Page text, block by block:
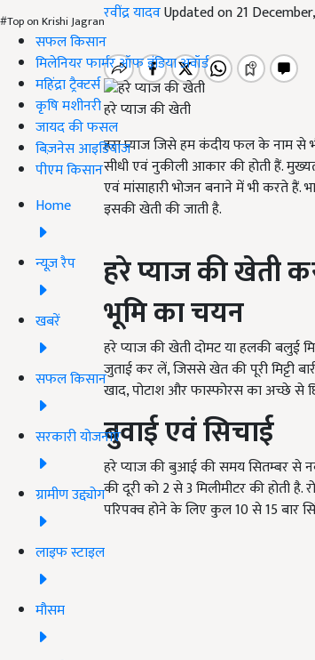
#Top on Krishi Jagran
सफल किसान
मिलेनियर फार्मर ऑफ इंडिया अवॉर्ड
महिंद्रा ट्रैक्टर्स
कृषि मशीनरी
जायद की फसल
बिज़नेस आइडियाज
पीएम किसान
Home
न्यूज़ रैप
खबरें
सफल किसान
सरकारी योजनाएं
ग्रामीण उद्द्योग
लाइफ स्टाइल
मौसम
रवींद्र यादवUpdated on 21
हरे प्याज की खेती
हरा प्याज जिसे हम कंदीय फल के नाम से
सीधी एवं नुकीली आकार की होती हैं.
एवं मांसाहारी भोजन बनाने में भी करते हैं.
इसकी खेती की जाती है.
हरे प्याज की खेती
भूमि का चयन
हरे प्याज की खेती दोमट या हलकी बलुई
जुताई कर लें, जिससे खेत की पूरी मिट्टी
खाद, पोटाश और फास्फोरस का अच्छे से
बुवाई एवं सिचाई
हरे प्याज की बुआई की समय सितम्बर से
की दूरी को 2 से 3 मिलीमीटर की होती
परिपक्व होने के लिए कुल 10 से 15 बार